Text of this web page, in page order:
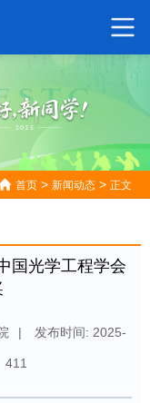
首页 > 新闻动态 > 正文
国光学工程学会
| 发布时间: 2025-
411